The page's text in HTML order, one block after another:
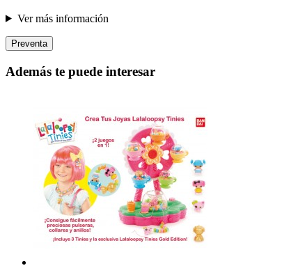
Ver más información
Preventa
Además te puede interesar